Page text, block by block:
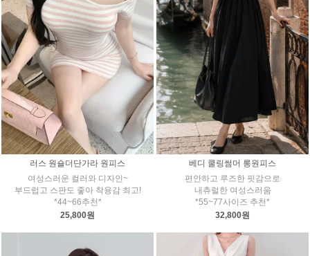
러스 원숄더단가라 원피스
여성스러운 컬러와 디자인~
부드럽고 스판도 좋아 착용감 최고!
*44~66추천*
25,800원
베디 쿨링썸머 롱원피스
편안하고 루즈한 핏감으로
내츄럴한 여성스러움
*55~77사이즈 추천*
32,800원